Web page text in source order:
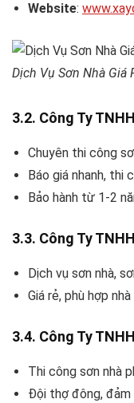
Website:
Dịch Vụ Sơn Nhà Giá
3.2. Công Ty
Chuyên thi công
Báo giá nhanh, thi
Bảo hành từ 1-2
3.3. Công Ty
Dịch vụ sơn nhà,
Giá rẻ, phù hợp
3.4. Công Ty
Thi công sơn nhà
Đội thợ đông,